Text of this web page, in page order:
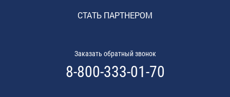
СТАТЬ ПАРТНЕРОМ
Заказать обратный звонок
8-800-333-01-70